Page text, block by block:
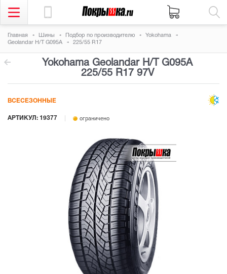
Главная Шины Подбор по производителю
Yokohama
Geolandar H/T G095A
225/55 R17
Yokohama Geolandar H/T G095A
225/55 R17 97V
АРТИКУЛ: 19377 ограничено
ВСЕСЕЗОННЫЕ